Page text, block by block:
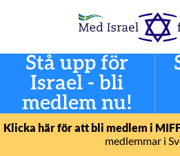
Stå upp för
Israel - bli
medlem nu!
Klicka här för att bli medlem i
medlemmar i